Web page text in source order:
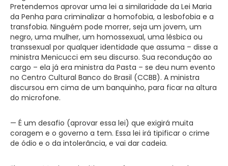
Pretendemos aprovar uma lei a similaridade da Lei Maria
da Penha para criminalizar a homofobia, a lesbofobia e a
transfobia. Ninguém pode morrer, seja um jovem, um
negro, uma mulher, um homossexual, uma lésbica ou
transsexual por qualquer identidade que assuma – disse a
ministra Menicucci em seu discurso. Sua recondução ao
cargo – ela já era ministra da Pasta – se deu num evento
no Centro Cultural Banco do Brasil (CCBB). A ministra
discursou em cima de um banquinho, para ficar na altura
do microfone.
— É um desafio (aprovar essa lei) que exigirá muita
coragem e o governo a tem. Essa lei irá tipificar o crime
de ódio e o da intolerância, e vai dar cadeia.